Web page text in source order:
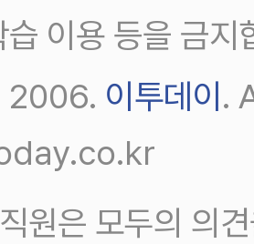
이용 등을 금지
이투데이.
원은 모두의 의